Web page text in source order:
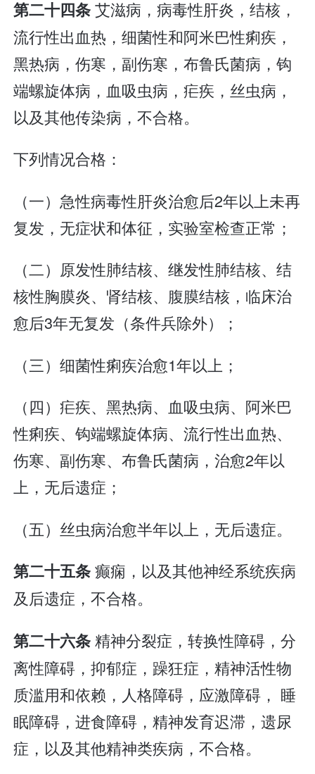
第二十四条艾滋病，病毒性肝炎，结核，
流行性出血热，细菌性和阿米巴性痢疾，
黑热病，伤寒，副伤寒，布鲁氏菌病，钩
端螺旋体病，血吸虫病，疟疾，丝虫病，
以及其他传染病，不合格。
下列情况合格：
（一）急性病毒性肝炎治愈后2年以上未再
复发，无症状和体征，实验室检查正常；
（二）原发性肺结核、继发性肺结核、结
核性胸膜炎、肾结核、腹膜结核，临床治
愈后3年无复发（条件兵除外）；
（三）细菌性痢疾治愈1年以上；
（四）疟疾、黑热病、血吸虫病、阿米巴
性痢疾、钩端螺旋体病、流行性出血热、
伤寒、副伤寒、布鲁氏菌病，治愈2年以
上，无后遗症；
（五）丝虫病治愈半年以上，无后遗症。
第二十五条癫痫，以及其他神经系统疾病
及后遗症，不合格。
第二十六条精神分裂症，转换性障碍，分
离性障碍，抑郁症，躁狂症，精神活性物
质滥用和依赖，人格障碍，应激障碍， 睡
眠障碍，进食障碍，精神发育迟滞，遗尿
症，以及其他精神类疾病，不合格。